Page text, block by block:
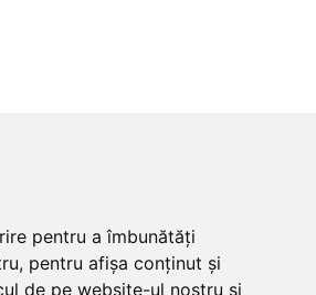
pentru a îmbunătăți
pentru afișa conținut și
de pe website-ul nostru și
Ochelari de soare Oakley
Ochelari de soare Alpina
Intretinere manusi